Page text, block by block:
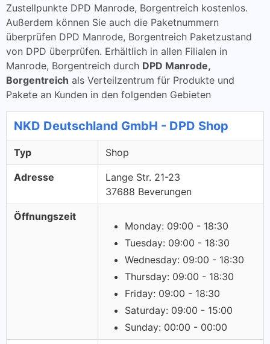
Zustellpunkte DPD Manrode, Borgentreich kostenlos.
Außerdem können Sie auch die Paketnummern
überprüfen DPD Manrode, Borgentreich Paketzustand
von DPD überprüfen. Erhältlich in allen Filialen in
Manrode, Borgentreich durch DPD Manrode,
Borgentreich als Verteilzentrum für Produkte und
Pakete an Kunden in den folgenden Gebieten
NKD Deutschland GmbH - DPD Shop
Typ Shop
Adresse
Lange Str. 21-23
37688 Beverungen
Öffnungszeit
Monday: 09:00 - 18:30
Tuesday: 09:00 - 18:30
Wednesday: 09:00 - 18:30
Thursday: 09:00 - 18:30
Friday: 09:00 - 18:30
Saturday: 09:00 - 15:00
Sunday: 00:00 - 00:00